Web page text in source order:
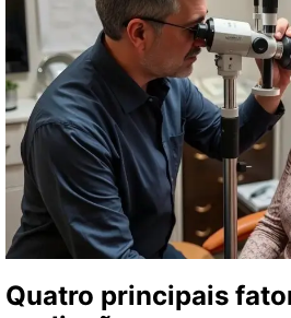
Quatro principais